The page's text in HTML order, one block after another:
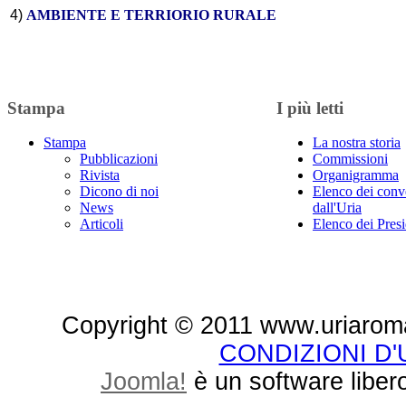
4) AMBIENTE E TERRIORIO RURALE
Stampa
Stampa
Pubblicazioni
Rivista
Dicono di noi
News
Articoli
I più letti
La nostra storia
Commissioni
Organigramma
Elenco dei
dall'Uria
Elenco dei
Copyright © 2011
CONDIZIONI
Joomla! è un software